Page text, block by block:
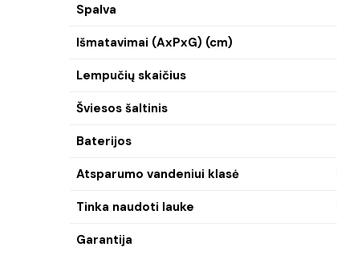
Spalva
Išmatavimai (AxPxG) (cm)
Lempučių skaičius
Šviesos šaltinis
Baterijos
Atsparumo vandeniui klasė
Tinka naudoti lauke
Garantija